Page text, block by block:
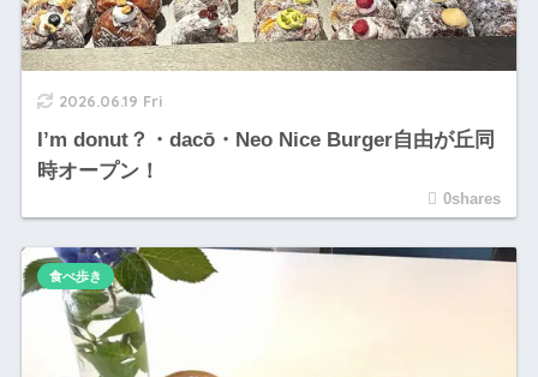
2026.06.19 Fri
I’m donut？・dacō・Neo Nice Burger自由が丘同
時オープン！
0shares
食べ歩き